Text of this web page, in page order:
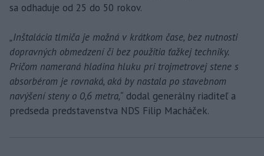
sa odhaduje od 25 do 50 rokov.
„Inštalácia tlmiča je možná v krátkom čase, bez nutnosti
dopravných obmedzení či bez použitia ťažkej techniky.
Pričom nameraná hladina hluku pri trojmetrovej stene s
absorbérom je rovnaká, aká by nastala po stavebnom
navýšení steny o 0,6 metra,“ dodal generálny riaditeľ a
predseda predstavenstva NDS Filip Macháček.